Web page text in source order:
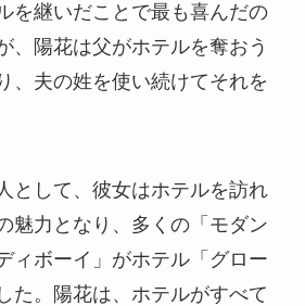
を継いだことで最も喜んだの
、陽花は父がホテルを奪おう
、夫の姓を使い続けてそれを
として、彼女はホテルを訪れ
魅力となり、多くの「モダン
ィボーイ」がホテル「グロー
た。陽花は、ホテルがすべて